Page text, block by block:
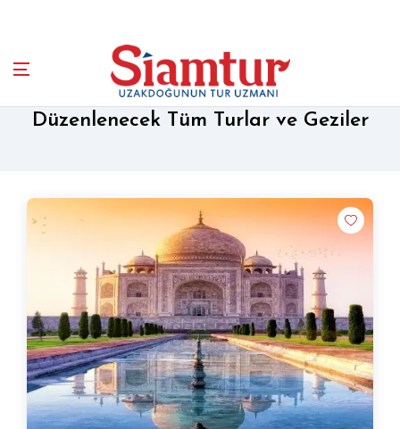
Düzenlenecek Tüm Turlar ve Geziler